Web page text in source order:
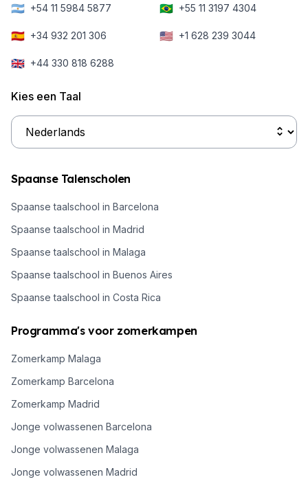
🇦🇷 +54 11 5984 5877 🇧🇷 +55 11 3197 4304
🇪🇸 +34 932 201 306 🇺🇸 +1 628 239 3044
🇬🇧 +44 330 818 6288
Kies een Taal
Spaanse Talenscholen
Spaanse taalschool in Barcelona
Spaanse taalschool in Madrid
Spaanse taalschool in Malaga
Spaanse taalschool in Buenos Aires
Spaanse taalschool in Costa Rica
Programma's voor zomerkampen
Zomerkamp Malaga
Zomerkamp Barcelona
Zomerkamp Madrid
Jonge volwassenen Barcelona
Jonge volwassenen Malaga
Jonge volwassenen Madrid